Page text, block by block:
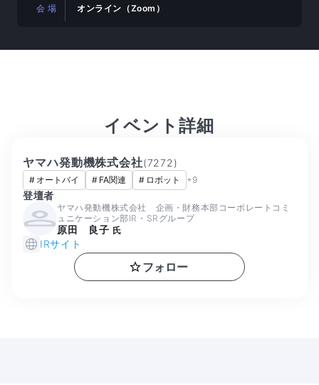
会 場 オンライン（Zoom）
イベント詳細
ヤマハ発動機株式会社(7272 )
# オートバイ # FA関連 # ロボット +9
登壇者
ヤマハ発動機株式会社 企画・財務本部コーポレートコミ
ュニケーション部IR・SRグループ
原田 良子 氏
IRサイト
フォロー